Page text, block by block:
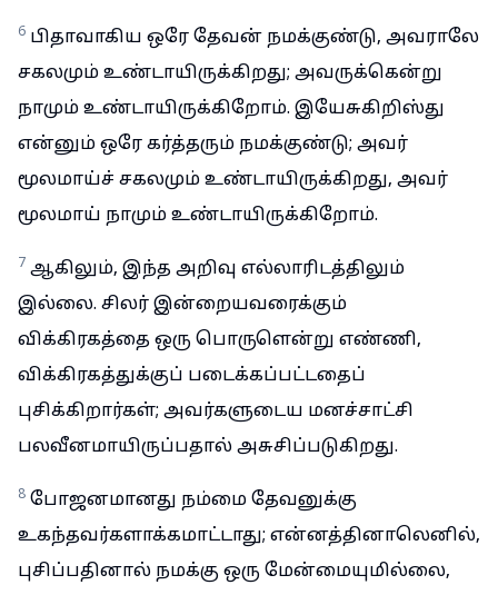
6 பிதாவாகிய ஒரே தேவன் நமக்குண்டு, அவராலே
சகலமும் உண்டாயிருக்கிறது; அவருக்கென்று
நாமும் உண்டாயிருக்கிறோம். இயேசுகிறிஸ்து
என்னும் ஒரே கர்த்தரும் நமக்குண்டு; அவர்
மூலமாய்ச் சகலமும் உண்டாயிருக்கிறது, அவர்
மூலமாய் நாமும் உண்டாயிருக்கிறோம்.
7 ஆகிலும், இந்த அறிவு எல்லாரிடத்திலும்
இல்லை. சிலர் இன்றையவரைக்கும்
விக்கிரகத்தை ஒரு பொருளென்று எண்ணி,
விக்கிரகத்துக்குப் படைக்கப்பட்டதைப்
புசிக்கிறார்கள்; அவர்களுடைய மனச்சாட்சி
பலவீனமாயிருப்பதால் அசுசிப்படுகிறது.
8 போஜனமானது நம்மை தேவனுக்கு
உகந்தவர்களாக்கமாட்டாது; என்னத்தினாலெனில்,
புசிப்பதினால் நமக்கு ஒரு மேன்மையுமில்லை,